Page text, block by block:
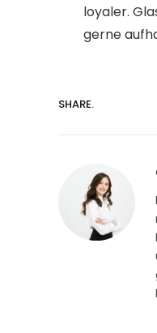
loyaler.
gerne
SHARE.